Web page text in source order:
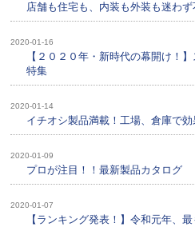
店舗も住宅も、内装も外装も迷わず
2020-01-16
【２０２０年・新時代の幕開け！
特集
2020-01-14
イチオシ製品満載！工場、倉庫で
2020-01-09
プロが注目！！最新製品カタログ
2020-01-07
【ランキング発表！】令和元年、